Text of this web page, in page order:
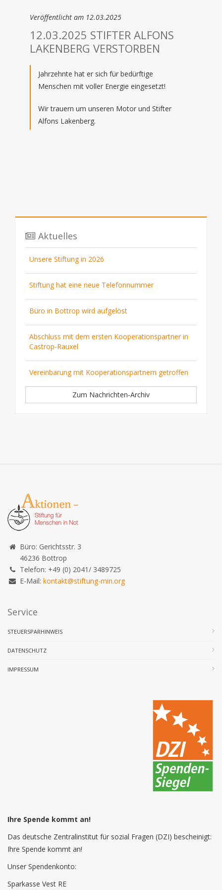
Veröffentlicht am 12.03.2025
12.03.2025 STIFTER ALFONS
LAKENBERG VERSTORBEN
Jahrzehnte hat er sich für bedürftige
Menschen mit voller Energie eingesetzt!
Wir trauern um unseren Motor und Stifter
Alfons Lakenberg.
Aktuelles
Unsere Stiftung in 2026
Stiftung hat eine neue Telefonnummer
Büro in Bottrop wird aufgelöst
Abschluss mit dem ersten Kooperationspartner in
Castrop-Rauxel
Vereinbarung mit Kooperationspartnern getroffen
Zum Nachrichten-Archiv
Büro: Gerichtsstr. 3
46236 Bottrop
Telefon: +49 (0) 2041/ 3489725
E-Mail: kontakt@stiftung-min.org
Service
STEUERSPARHINWEIS
DATENSCHUTZ
IMPRESSUM
Ihre Spende kommt an!
Das deutsche Zentralinstitut für sozial Fragen (DZI) bescheinigt:
Ihre Spende kommt an!
Unser Spendenkonto:
Sparkasse Vest RE